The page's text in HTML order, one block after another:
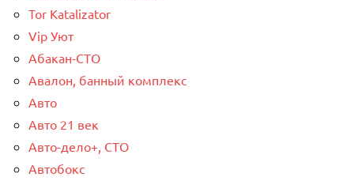
Tor Katalizator
Vip Уют
Абакан-СТО
Авалон, банный комплекс
Авто
Авто 21 век
Авто-дело+, СТО
Автобокс